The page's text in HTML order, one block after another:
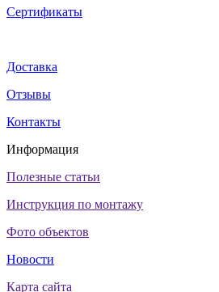
Сертификаты
Доставка
Отзывы
Контакты
Информация
Полезные статьи
Инструкция по монтажу
Фото объектов
Новости
Карта сайта